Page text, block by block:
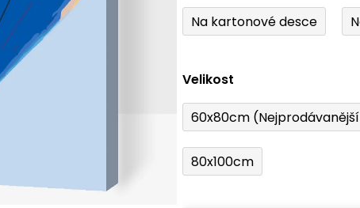
Na kartonové desce
Velikost
60x80cm
80x100cm